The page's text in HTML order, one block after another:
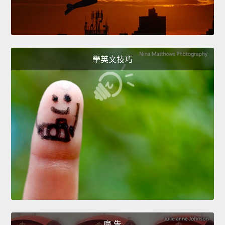
學英文技巧